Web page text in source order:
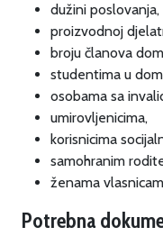
dužini poslovanja,
proizvodnoj
broju članova
studentima u
osobama sa
umirovljenicima,
korisnicima
samohranim
ženama
Potrebna